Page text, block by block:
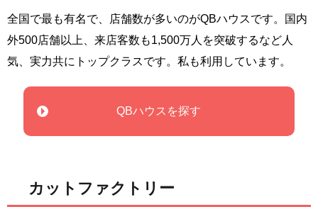
全国で最も有名で、店舗数が多いのがQBハウスです。国内
外500店舗以上、来店客数も1,500万人を突破するなど人
気、実力共にトップクラスです。私も利用しています。
QBハウスを探す
カットファクトリー